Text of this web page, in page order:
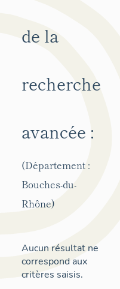
de la
recherche
avancée :
(Département :
Bouches-du-
Rhône)
Aucun résultat ne
correspond aux
critères saisis.